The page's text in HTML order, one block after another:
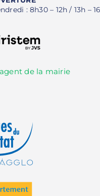
: 8h30 – 12h / 13h –
de la mairie